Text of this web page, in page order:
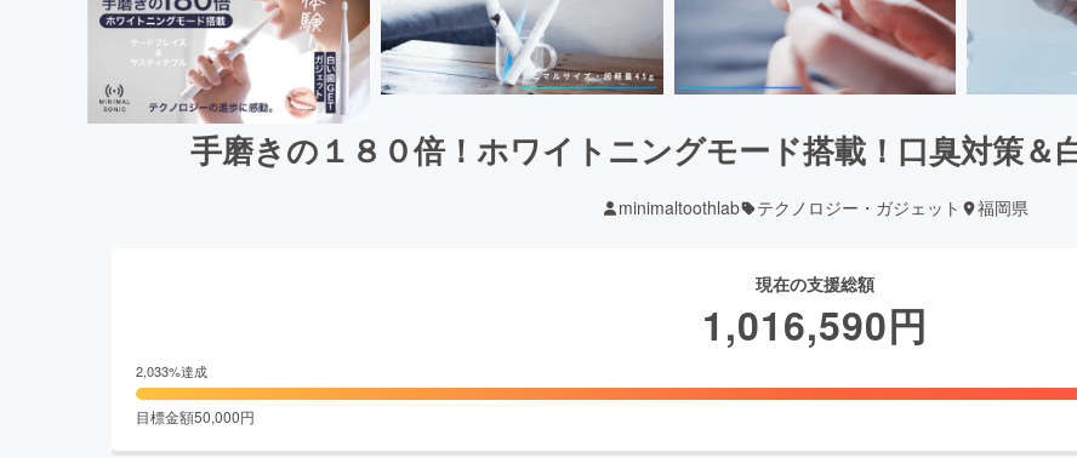
手磨きの１８０倍！ホワイトニングモード搭載！口臭対策＆
minimaltoothlab テクノロジー・ガジェット 福岡県
現在の支援総額
1,016,590円
2,033%達成
目標金額50,000円